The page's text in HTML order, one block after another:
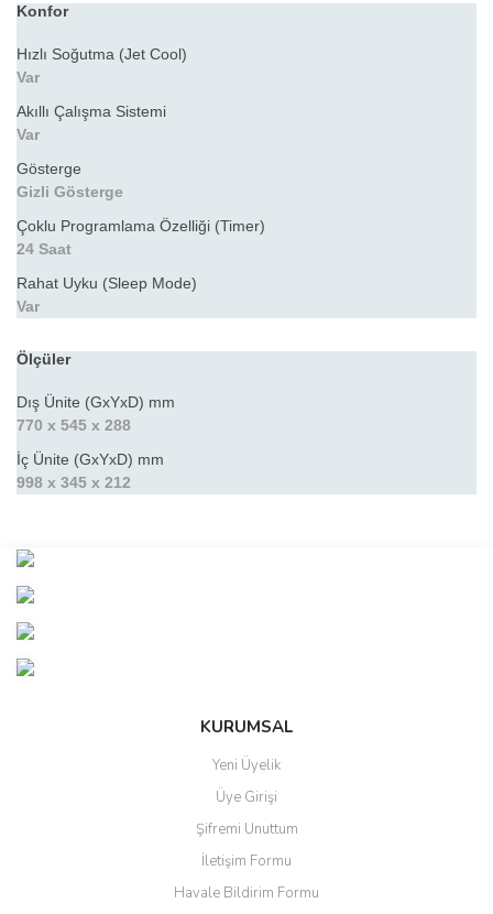
Konfor
Hızlı Soğutma (Jet Cool)
Var
Akıllı Çalışma Sistemi
Var
Gösterge
Gizli Gösterge
Çoklu Programlama Özelliği (Timer)
24 Saat
Rahat Uyku (Sleep Mode)
Var
Ölçüler
Dış Ünite (GxYxD) mm
770 x 545 x 288
İç Ünite (GxYxD) mm
998 x 345 x 212
konularda yetersiz gördüğünüz noktaları öneri formunu kullanarak
Görüş ve önerileriniz için teşekkür ederiz.
Ürün bilgilerinde hatalar bulunuyor.
KURUMSAL
Yeni Üyelik
Üye Girişi
Şifremi Unuttum
İletişim Formu
Havale Bildirim Formu